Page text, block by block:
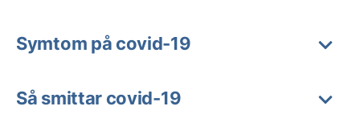
Symtom på covid-19
Så smittar covid-19